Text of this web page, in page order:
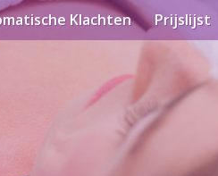
Klachten Prijslijst